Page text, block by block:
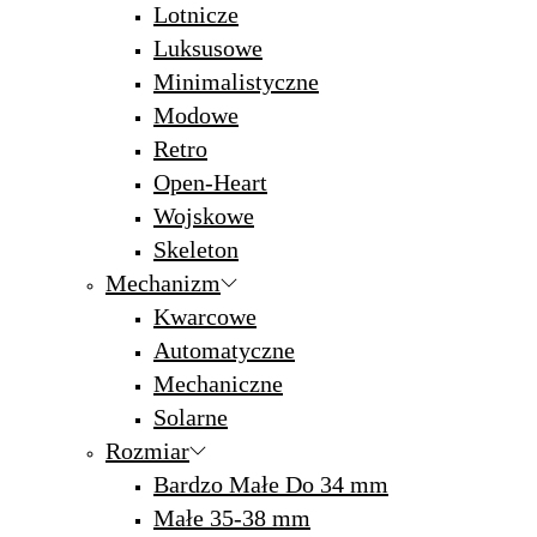
Lotnicze
Luksusowe
Minimalistyczne
Modowe
Retro
Open-Heart
Wojskowe
Skeleton
Mechanizm
Kwarcowe
Automatyczne
Mechaniczne
Solarne
Rozmiar
Bardzo Małe Do 34 mm
Małe 35-38 mm